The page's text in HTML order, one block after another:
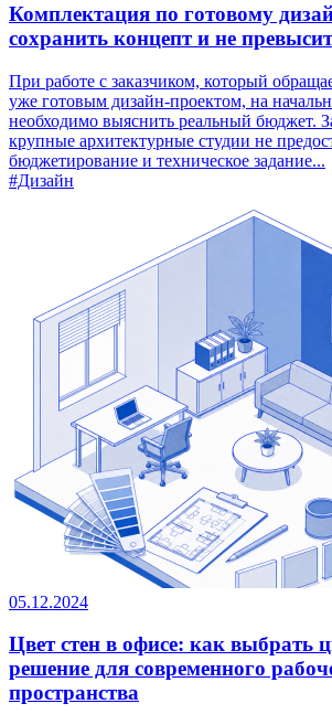
Комплектация по готовому
сохранить концепт и не
При работе с заказчиком, который
уже готовым дизайн-проектом, на
необходимо выяснить реальный бюджет.
крупные архитектурные студии не
бюджетирование и техническое задание...
#Дизайн
05.12.2024
Цвет стен в офисе: как выбрать
решение для современного
пространства